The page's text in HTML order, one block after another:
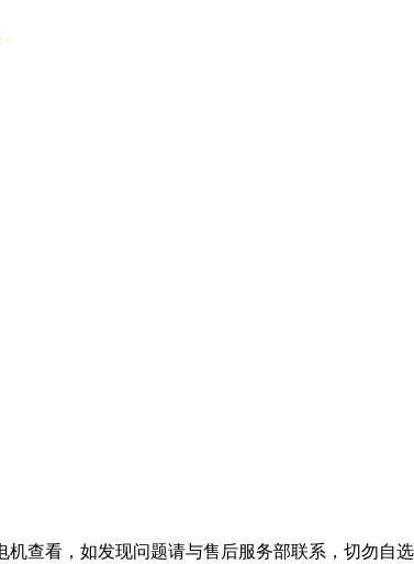
查看，如发现问题请与售后服务部联系，切勿自